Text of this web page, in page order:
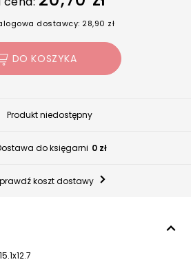
dostawcy: 28,90 zł
DO KOSZYKA
Produkt niedostępny
do księgarni 0 zł
koszt dostawy
15.1x12.7